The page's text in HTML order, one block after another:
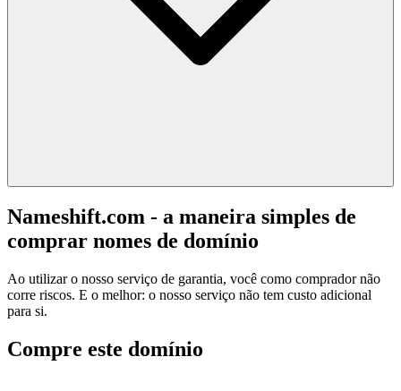
Nameshift.com - a maneira simples de
comprar nomes de domínio
Ao utilizar o nosso serviço de garantia, você como comprador não
corre riscos. E o melhor: o nosso serviço não tem custo adicional
para si.
Compre este domínio